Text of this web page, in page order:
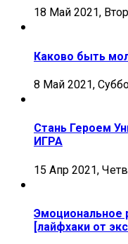
18 Май 2021,
Каково быть
8 Май 2021,
Стань Героем
ИГРА
15 Апр 2021,
Эмоциональное
[лайфхаки от